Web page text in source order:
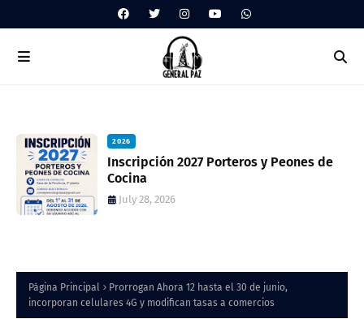
2026
Inscripción 2027 Porteros y Peones de
Cocina
July 28, 2026
Página Principal
Prorrogan Ahora 12 hasta el 30 de junio,
incorporan celulares 4G y modifican tasas a comercios